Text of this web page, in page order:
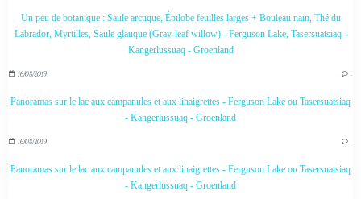
Un peu de botanique : Saule arctique, Épilobe feuilles larges + Bouleau nain, Thé du
Labrador, Myrtilles, Saule glauque (Gray-leaf willow) - Ferguson Lake, Tasersuatsiaq -
Kangerlussuaq - Groenland
16/08/2019 …
Panoramas sur le lac aux campanules et aux linaigrettes - Ferguson Lake ou Tasersuatsiaq
- Kangerlussuaq - Groenland
16/08/2019 …
Panoramas sur le lac aux campanules et aux linaigrettes - Ferguson Lake ou Tasersuatsiaq
- Kangerlussuaq - Groenland